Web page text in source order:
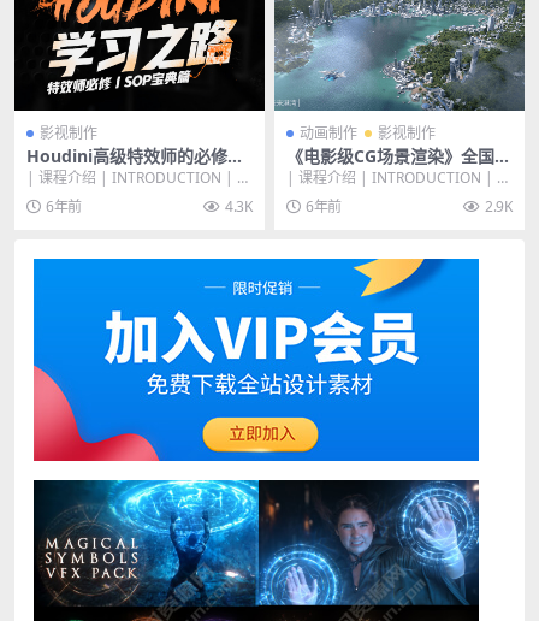
影视制作
Houdini高级特效师的必修课
《Houdini学习之路》零基础
入门中文教程【正版授权】
| 课程介绍 | INTRODUCTION | 你
是否也想成为一名专业的Houd...
6年前 4.3K
动画制作 影视制作
《电影级CG场景渲染》全国首
部Clarisse中文教学系统教学-
秦尧 正版授权
| 课程介绍 | INTRODUCTION | Cl
arisse IFX 是一款...
6年前 2.9K